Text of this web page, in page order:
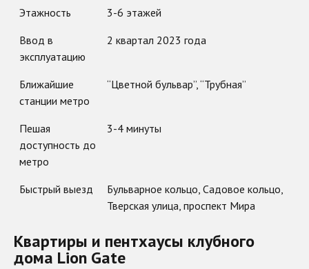
Этажность
3-6 этажей
Ввод в
эксплуатацию
2 квартал 2023 года
Ближайшие
станции метро
“Цветной бульвар”, “Трубная”
Пешая
доступность до
метро
3-4 минуты
Быстрый выезд
Бульварное кольцо, Садовое кольцо,
Тверская улица, проспект Мира
Квартиры и пентхаусы клубного
дома Lion Gate